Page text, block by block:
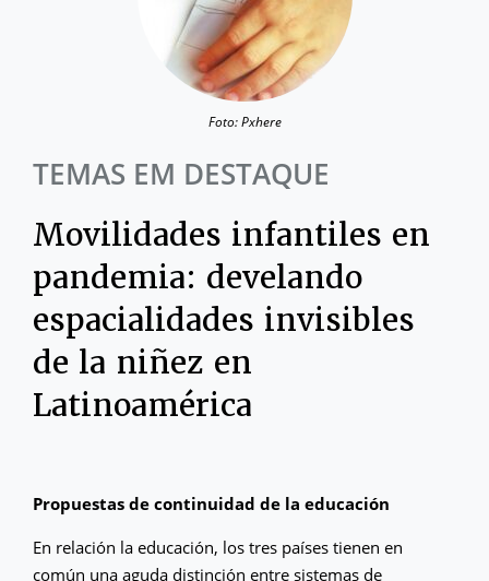
Foto: Pxhere
TEMAS EM DESTAQUE
Movilidades infantiles en
pandemia: develando
espacialidades invisibles
de la niñez en
Latinoamérica
Propuestas de continuidad de la educación
En relación la educación, los tres países tienen en
común una aguda distinción entre sistemas de